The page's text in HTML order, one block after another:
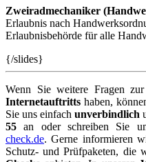
Zweiradmechaniker
Erlaubnis nach
Erlaubnisbehörde für alle
{/slides}
Wenn Sie weitere Fragen zur
Internetauftritts haben,
Sie uns einfach unverbindlich
55 an oder schreiben Sie
check.de. Gerne informieren
Schutz- und Prüfpaketen, die